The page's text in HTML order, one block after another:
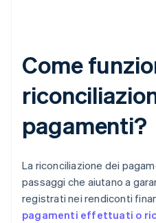
Come
pagamenti?
La riconciliazione dei
passaggi che aiutano a
registrati nei rendiconti
pagamenti effettuati o